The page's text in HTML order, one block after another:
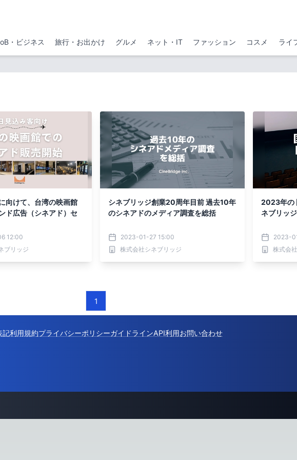
・ビジネス 旅行・お出かけ グルメ ネット・IT ファッション コスメ ライ
向けて、台湾の映画館
ド広告（シネアド）セ
12:00
ブリッジ
シネブリッジ創業20周年目前 過去10年
のシネアドのメディア調査を総括
2023-01-27 15:00
株式会社シネブリッジ
2023年の
ネブリッ
2023-
株式会
1
記利用規約プライバシーポリシーガイドラインAPI利用お問い合わせ